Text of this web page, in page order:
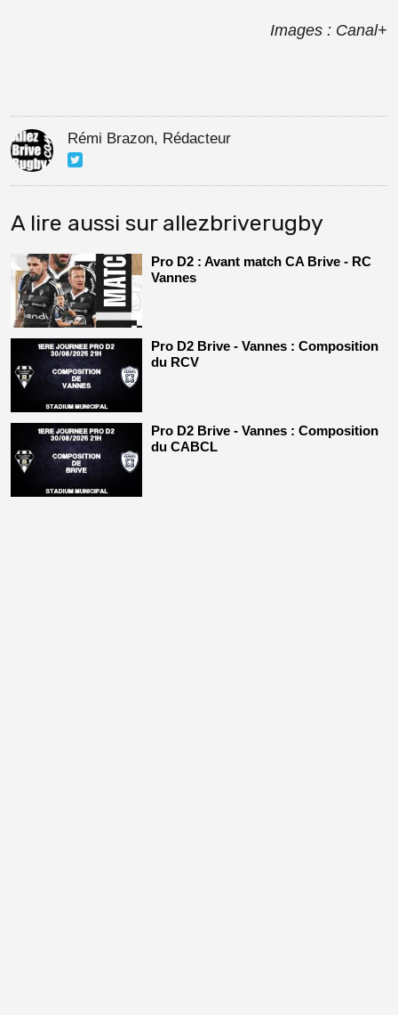
Images : Canal+
Rémi Brazon, Rédacteur
A lire aussi sur allezbriverugby
Pro D2 : Avant match CA Brive - RC
Vannes
Pro D2 Brive - Vannes : Composition
du RCV
Pro D2 Brive - Vannes : Composition
du CABCL